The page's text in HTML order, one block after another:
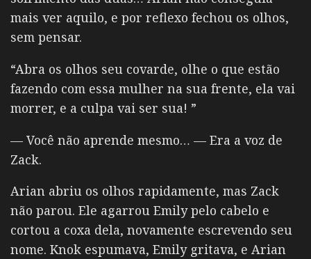
mais ver aquilo, e por reflexo fechou os olhos,
sem pensar.
“Abra os olhos seu covarde, olhe o que estão
fazendo com essa mulher na sua frente, ela vai
morrer, e a culpa vai ser sua! ”
— Você não aprende mesmo… — Era a voz de
Zack.
Arian abriu os olhos rapidamente, mas Zack
não parou. Ele agarrou Emily pelo cabelo e
cortou a coxa dela, novamente escrevendo seu
nome. Knok espumava, Emily gritava, e Arian